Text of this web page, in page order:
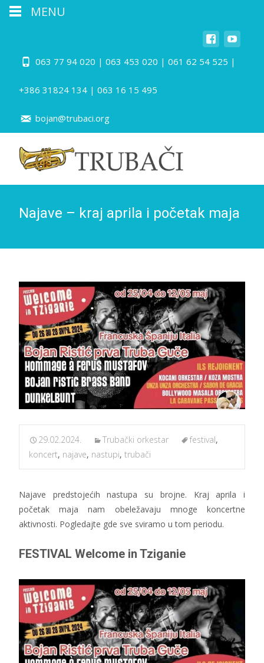
063 77 94 020 | 063 453 020 | 061 62 54 525 |
+386 31824 134 | 063 16 15 495
bojan@trubaci.org
Najave – kraj aprila i početak maja
29.02.2024. Trubački orkestar festival,
koncert, najave, nastupi, trubači
Najave predstojećih nastupa su brojne. Kraj aprila i
početak maja nam obeležavaju mnoge koncertne
aktivnosti. Pogledajte gde sve sviramo u tom periodu.
FESTIVAL Welcome in Tziganie
MENU